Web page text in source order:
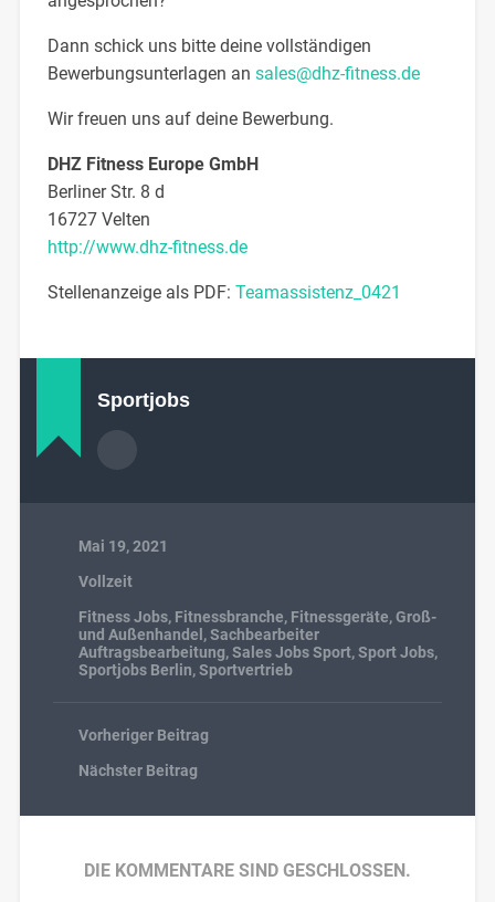
Dann schick uns bitte deine vollständigen
Bewerbungsunterlagen an sales@dhz-fitness.de
Wir freuen uns auf deine Bewerbung.
DHZ Fitness Europe GmbH
Berliner Str. 8 d
16727 Velten
http://www.dhz-fitness.de
Stellenanzeige als PDF: Teamassistenz_0421
Sportjobs
Mai 19, 2021
Vollzeit
Fitness Jobs, Fitnessbranche, Fitnessgeräte,Groß-
und Außenhandel ,Sachbearbeiter
Auftragsbearbeitung,Sales Jobs Sport,Sport Jobs,
Sportjobs Berlin,Sportvertrieb
Vorheriger Beitrag
Nächster Beitrag
DIE KOMMENTARE SIND GESCHLOSSEN.